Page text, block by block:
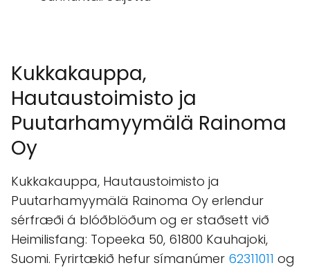
Tiistai: 9–17
Keskiviikko: 9–17
Torstai: 9–17
Lauantai: 8.30–13
Sunnuntai: Suljettu